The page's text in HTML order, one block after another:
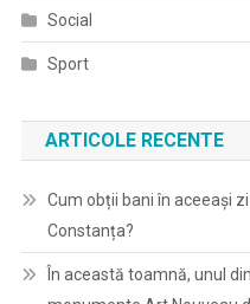
Social
Sport
ARTICOLE RECENTE
Cum obții bani în aceeași
Constanța?
În această toamnă, unul